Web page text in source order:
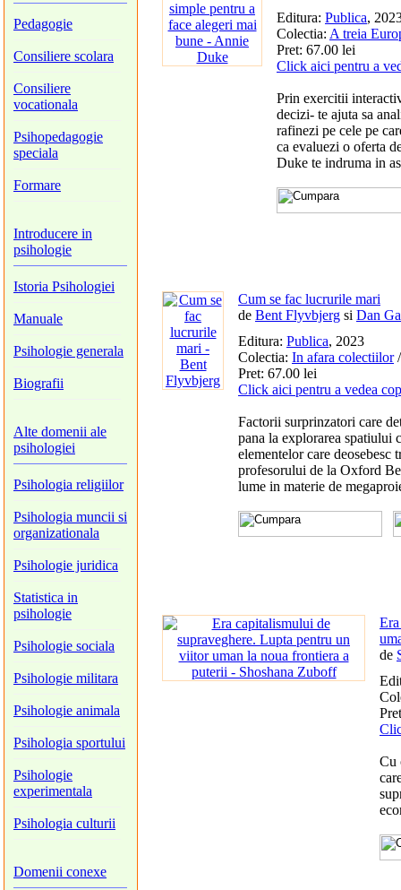
Pedagogie
Consiliere scolara
Consiliere
vocationala
Psihopedagogie
speciala
Formare
Introducere in
psihologie
Istoria Psihologiei
Manuale
Psihologie generala
Biografii
Alte domenii ale
psihologiei
Psihologia religiilor
Psihologia muncii si
organizationala
Psihologie juridica
Statistica in
psihologie
Psihologie sociala
Psihologie militara
Psihologie animala
Psihologia sportului
Psihologie
experimentala
Psihologia culturii
Domenii conexe
Editura: Publica,
Colectia: A treia
Pret: 67.00 lei
Click aici pentru a
Prin exercitii
decizi- te ajuta sa
rafinezi pe cele pe
ca evaluezi o oferta
Duke te indruma in
Cum se fac lucrurile mari
de Bent Flyvbjerg si Dan
Editura: Publica, 2023
Colectia: In afara colectiilor/
Pret: 67.00 lei
Click aici pentru a vedea
Factorii surprinzatori care
pana la explorarea spatiului
elementelor care deosebesc
profesorului de la Oxford
lume in materie de
de
Cu